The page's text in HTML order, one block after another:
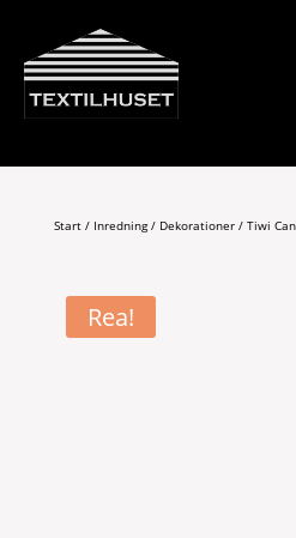
Start/ Inredning/ Dekorationer/ Tiwi
Rea!